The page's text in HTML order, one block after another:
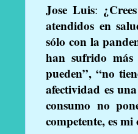
Jose Luis:
atendidos en
sólo con la
han sufrido más
pueden”, “no
afectividad es
consumo no
competente, es